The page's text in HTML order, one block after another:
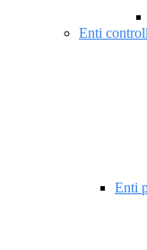
Enti
Enti